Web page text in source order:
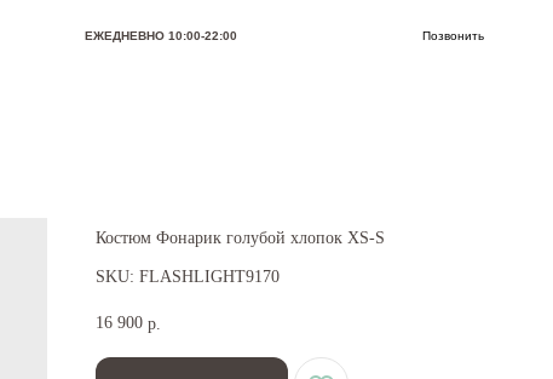
ЕЖЕДНЕВНО 10:00-22:00 0
Костюм Фонарик голубой хлопок XS-S
SKU: FLASHLIGHT9170
16 900 р.